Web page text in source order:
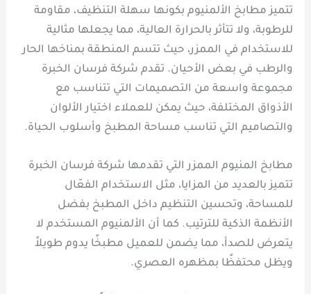
تتميز مطابخ الألمنيوم بكونها سهلة التنظيف، مقاومة
للرطوبة، ولا تتأثر بالحرارة العالية، مما يجعلها مثالية
للاستخدام في الممزر، حيث تتسم المنطقة بمناخها الحار
والرطب في بعض الأحيان. تقدم شركة فرسان الخبرة
مجموعة واسعة من التصميمات التي تتناسب مع
الأذواق المختلفة، حيث يمكن للعملاء اختيار الألوان
والتصاميم التي تناسب مساحة المطبخ وأسلوب الحياة.
مطابخ المنيوم الممزر التي تقدمها شركة فرسان الخبرة
تتميز بالعديد من المزايا، مثل الاستخدام الفعّال
للمساحة، وتحسين التنظيم داخل المطبخ بفضل
الأنظمة الذكية للترتيب. كما أن الألمنيوم المستخدم لا
يتعرض للصدأ، مما يضمن للعميل مطبخًا يدوم طويلاً
ويظل محتفظًا بمظهره العصري.